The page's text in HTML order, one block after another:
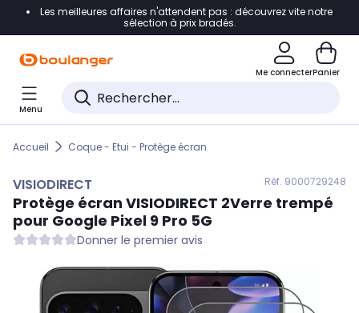
Accéder directement à la navigation
Accéder directement au pied de page
Accéder directement au chatbot
Les meilleures affaires n'attendent pas : découvrez vite notre
sélection à prix bradés.
Me connecterPanier
Menu
Accueil Coque - Etui - Protège écran
VISIODIRECT Réf. 9000729248
Protège écran VISIODIRECT 2Verre trempé
pour Google Pixel 9 Pro 5G
Donner le premier avis